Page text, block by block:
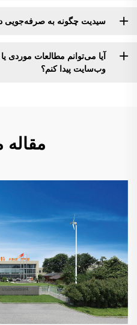
سیدیت چگونه به صرفه‌جویی
آیا می‌توانم مطالعات موردی
وب‌سایت پیدا کنم؟
مقاله